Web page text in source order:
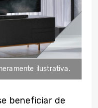
ilustrativa.
beneficiar de